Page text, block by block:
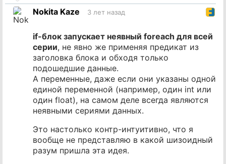
на
источник
Nokita Kaze 3 лет назад
if-блок запускает неявный foreach для всей
серии, не явно же применяя предикат из
заголовка блока и обходя только
подошедшие данные.
А переменные, даже если они указаны одной
единой переменной (например, один int или
один float), на самом деле всегда являются
неявными сериями данных.
Это настолько контр-интуитивно, что я
вообще не представляю в какой шизоидный
разум пришла эта идея.